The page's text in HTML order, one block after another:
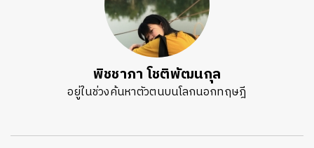
พิชชาภา โชติพัฒนกุล
อยู่ในช่วงค้นหาตัวตนบนโลกนอกทฤษฎี